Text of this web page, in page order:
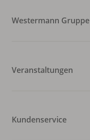
Westermann Gruppe
Veranstaltungen
Kundenservice